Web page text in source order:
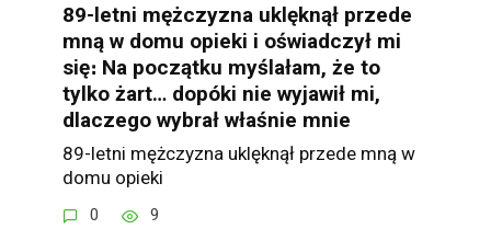
89-letni mężczyzna uklęknął przede
mną w domu opieki i oświadczył mi
się։ Na początku myślałam, że to
tylko żart… dopóki nie wyjawił mi,
dlaczego wybrał właśnie mnie
89-letni mężczyzna uklęknął przede mną w
domu opieki
0 9